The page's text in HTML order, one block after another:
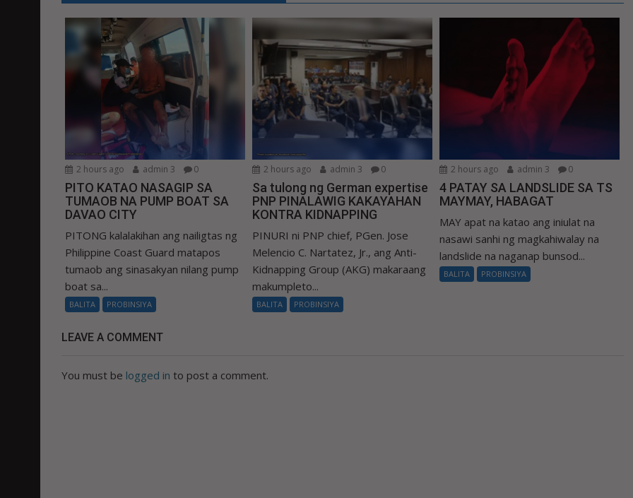
2 hours ago admin 3 0
PITO KATAO NASAGIP SA
TUMAOB NA PUMP BOAT SA
DAVAO CITY
PITONG kalalakihan ang nailigtas ng
Philippine Coast Guard matapos
tumaob ang sinasakyan nilang pump
boat sa...
BALITA PROBINSIYA
2 hours ago admin 3 0
Sa tulong ng German expertise
PNP PINALAWIG KAKAYAHAN
KONTRA KIDNAPPING
PINURI ni PNP chief, PGen. Jose
Melencio C. Nartatez, Jr., ang Anti-
Kidnapping Group (AKG) makaraang
makumpleto...
BALITA PROBINSIYA
2 hours ago admin 3 0
4 PATAY SA LANDSLIDE SA TS
MAYMAY, HABAGAT
MAY apat na katao ang iniulat na
nasawi sanhi ng magkahiwalay na
landslide na naganap bunsod...
BALITA PROBINSIYA
LEAVE A COMMENT
You must be logged in to post a comment.